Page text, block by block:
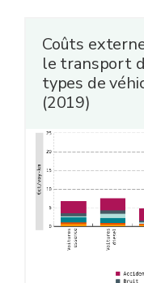
Coûts
le transport
types de
(2019)